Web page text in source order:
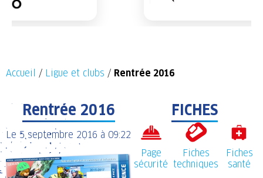
Accueil / Ligue et clubs / Rentrée 2016
Rentrée 2016
Le 5 septembre 2016 à 09:22
FICHES
Page
sécurité
Fiches
techniques
Fiches
santé